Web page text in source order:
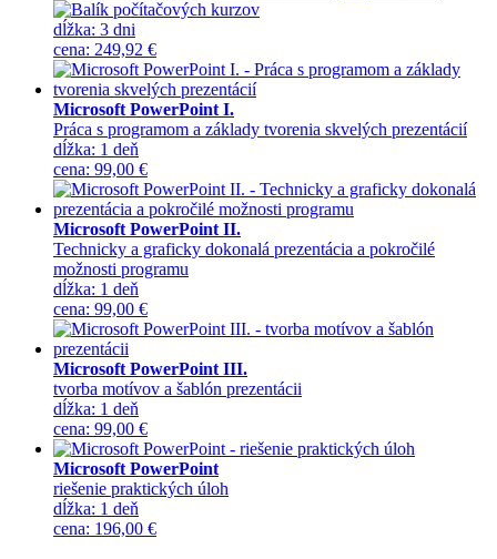
dĺžka: 3 dni
cena: 249,92 €
Microsoft PowerPoint I.
Práca s programom a základy tvorenia skvelých prezentácií
dĺžka: 1 deň
cena: 99,00 €
Microsoft PowerPoint II.
Technicky a graficky dokonalá prezentácia a pokročilé
možnosti programu
dĺžka: 1 deň
cena: 99,00 €
Microsoft PowerPoint III.
tvorba motívov a šablón prezentácii
dĺžka: 1 deň
cena: 99,00 €
Microsoft PowerPoint
riešenie praktických úloh
dĺžka: 1 deň
cena: 196,00 €